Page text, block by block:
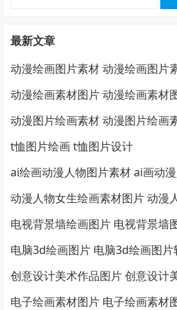
最新文章
动漫绘画图片素材 动漫绘画图片
动漫绘画素材图片 动漫绘画素材
动漫图片绘画素材 动漫图片绘画
t恤图片绘画 t恤图片设计
ai绘画动漫人物图片素材 ai画动
动漫人物女生绘画素材图片 动漫
电视背景墙绘画图片 电视背景墙
电脑3d绘画图片 电脑3d绘画图片
创意设计美术作品图片 创意设计
电子绘画素材图片 电子绘画素材